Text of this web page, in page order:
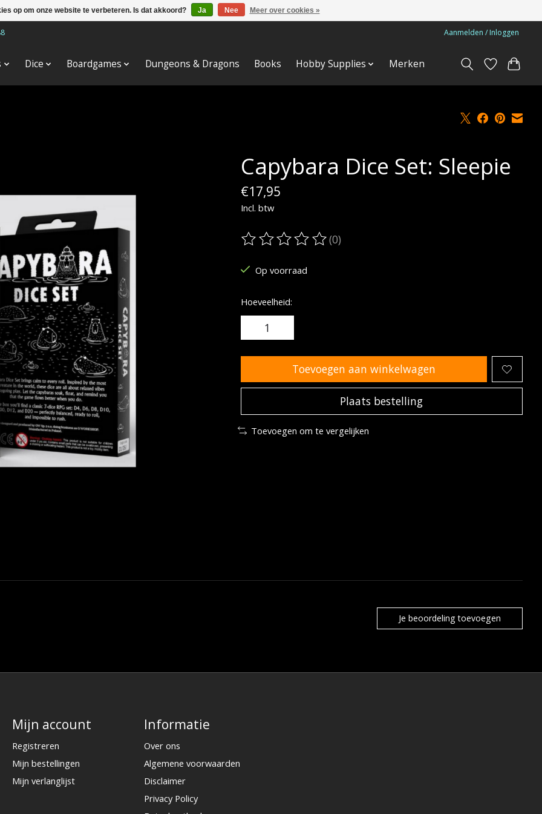
Aanmelden / Inloggen
Dice Boardgames Dungeons & Dragons Books Hobby Supplies Merken
Capybara Dice Set: Sleepie
€17,95
Incl. btw
De beoordeling van dit product is
(0)
Op voorraad
Hoeveelheid:
Toevoegen aan winkelwagen
Plaats bestelling
Toevoegen om te vergelijken
Je beoordeling toevoegen
Mijn account
Registreren
Mijn bestellingen
Mijn verlanglijst
Informatie
Over ons
Algemene voorwaarden
Disclaimer
Privacy Policy
op om onze website te verbeteren. Is dat akkoord? Ja Nee Meer over cookies »